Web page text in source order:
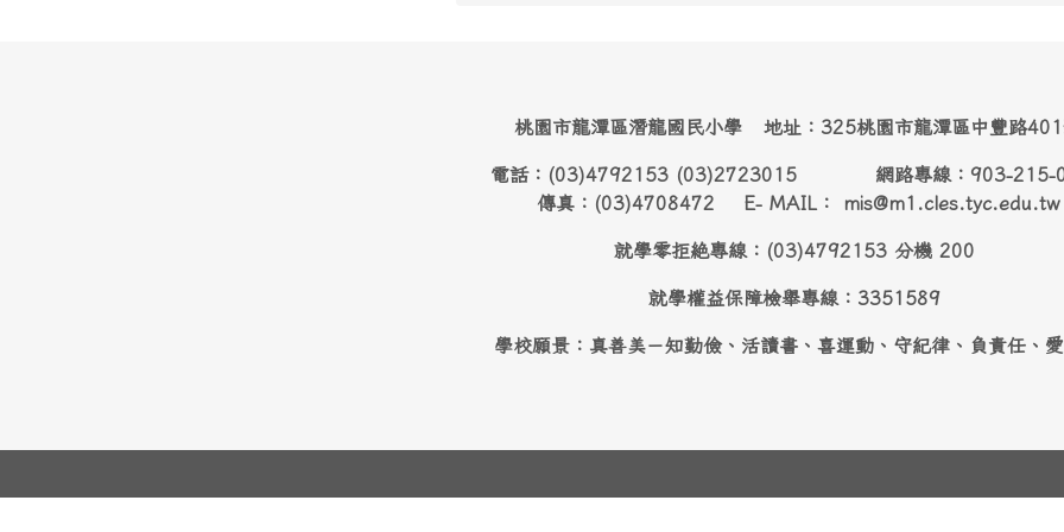
桃園市龍潭區潛龍國民小學 地址：325桃園市龍潭區中豐路
電話：(03)4792153 (03)2723015 網路專線：903-215-
傳真：(03)4708472 E- MAIL： mis@m1.cles.tyc.edu.tw
就學零拒絶專線：(03)4792153 分機 200
就學權益保障檢舉專線：3351589
學校願景：真善美－知勤儉、活讀書、喜運動、守紀律、負責任、